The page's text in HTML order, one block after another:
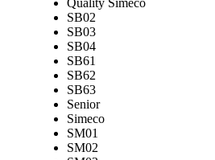
Quality Simeco
SB02
SB03
SB04
SB61
SB62
SB63
Senior
Simeco
SM01
SM02